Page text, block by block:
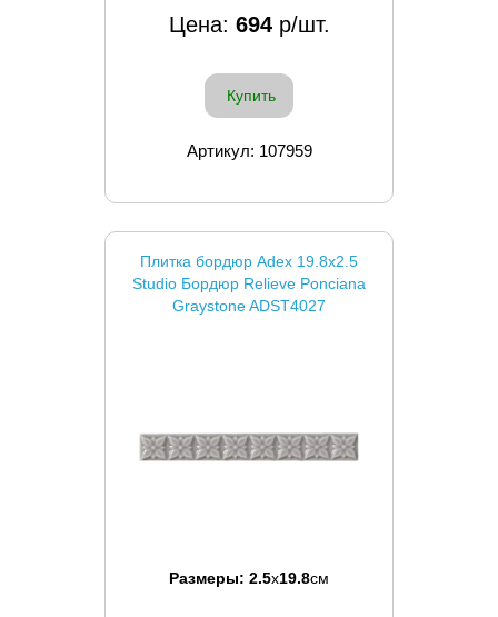
Цена: 694р/шт.
Купить
Артикул: 107959
Плитка бордюр Adex 19.8x2.5
Studio Бордюр Relieve Ponciana
Graystone ADST4027
Размеры: 2.5x19.8см